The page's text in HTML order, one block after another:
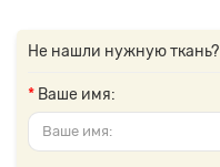
Не нашли нужную ткань?
Ваше имя: